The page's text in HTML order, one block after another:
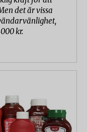
det är vissa
kr.